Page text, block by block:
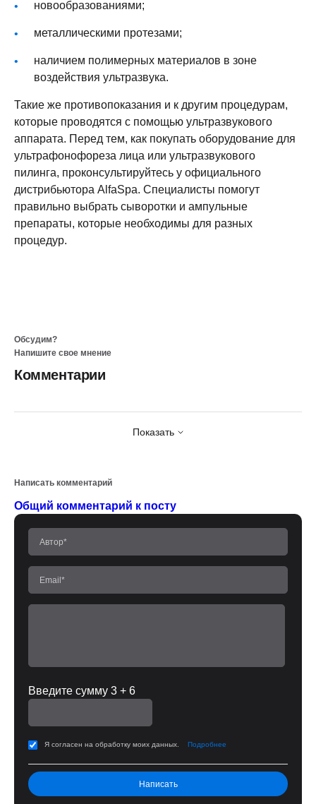
новообразованиями;
металлическими протезами;
наличием полимерных материалов в зоне
воздействия ультразвука.
Такие же противопоказания и к другим процедурам,
которые проводятся с помощью ультразвукового
аппарата. Перед тем, как покупать оборудование для
ультрафонофореза лица или ультразвукового
пилинга, проконсультируйтесь у официального
дистрибьютора AlfaSpa. Специалисты помогут
правильно выбрать сыворотки и ампульные
препараты, которые необходимы для разных
процедур.
Обсудим?
Напишите свое мнение
Комментарии
Показать
Написать комментарий
Общий комментарий к посту
Введите сумму 3 + 6
Я согласен на обработку моих данных. Подробнее